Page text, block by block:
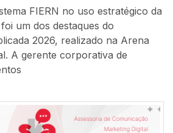
FIERN no uso estratégico da
um dos destaques do
2026, realizado na Arena
A gerente corporativa de